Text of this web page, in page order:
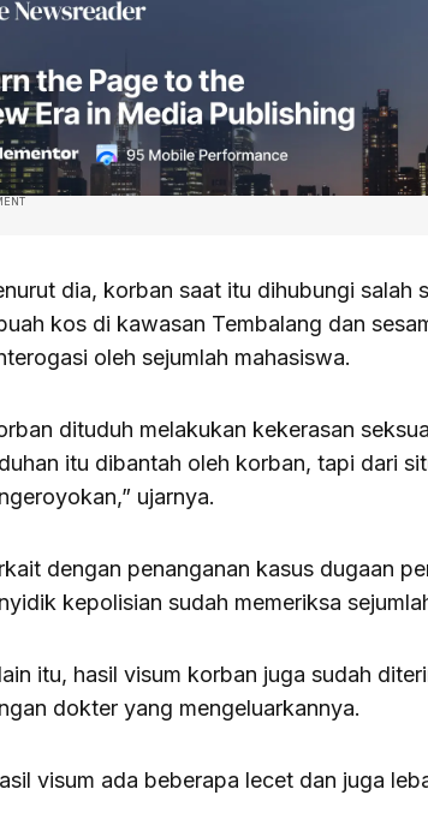
dia, korban saat itu dihubungi salah
kos di kawasan Tembalang dan
oleh sejumlah mahasiswa.
dituduh melakukan kekerasan
itu dibantah oleh korban, tapi dari
ujarnya.
dengan penanganan kasus dugaan
kepolisian sudah memeriksa
itu, hasil visum korban juga sudah
dokter yang mengeluarkannya.
visum ada beberapa lecet dan juga